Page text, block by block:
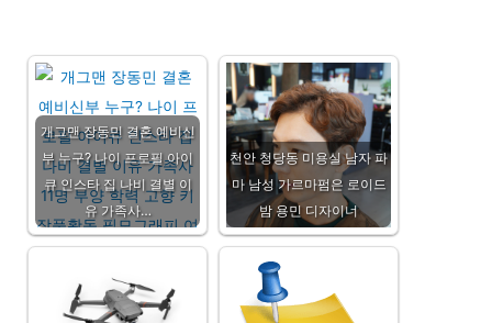
개그맨 장동민 결혼 예비신
부 누구? 나이 프로필 아이
큐 인스타 집 나비 결별 이
유 가족사…
천안 청당동 미용실 남자 파
마 남성 가르마펌은 로이드
밤 용민 디자이너